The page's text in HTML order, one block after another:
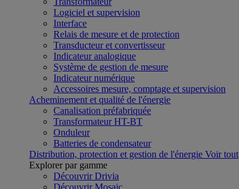
Logiciel et supervision
Interface
Relais de mesure et de protection
Transducteur et convertisseur
Indicateur analogique
Système de gestion de mesure
Indicateur numérique
Accessoires mesure, comptage et supervision
Acheminement et qualité de l'énergie
Canalisation préfabriquée
Transformateur HT-BT
Onduleur
Batteries de condensateur
Distribution, protection et gestion de l'énergie Voir tout
Explorer par gamme
Découvrir Drivia
Découvrir Mosaic